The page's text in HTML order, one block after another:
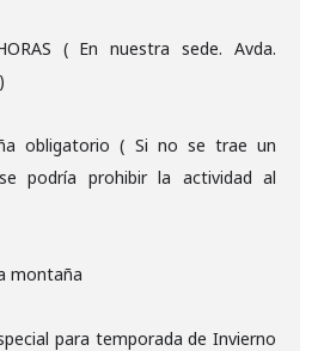
( En nuestra sede. Avda.
obligatorio ( Si no se trae un
podría prohibir la actividad al
montaña
para temporada de Invierno